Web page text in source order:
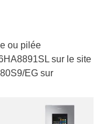
ou pilée
sur le site
EG sur